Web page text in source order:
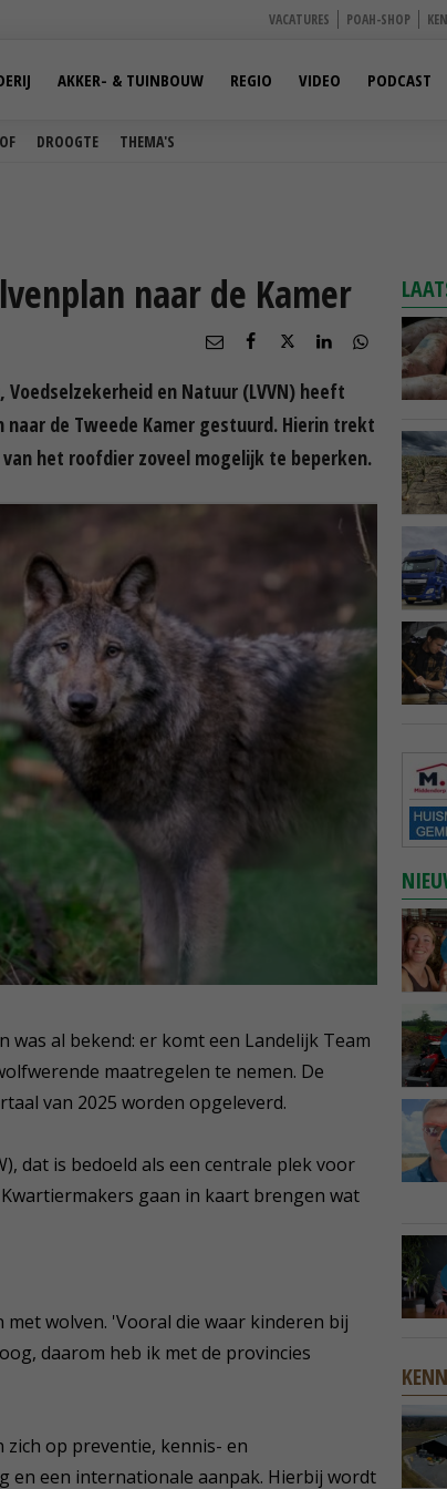
VACATURES POAH-SHOP
DROOGTE THEMA'S
AKKER- & TUINBOUW REGIO VIDEO PODCAST
naar de Kamer
en Natuur (LVVN) heeft
de Tweede Kamer gestuurd. Hierin trekt
het roofdier zoveel mogelijk te beperken.
al bekend: er komt een Landelijk Team
maatregelen te nemen. De
van 2025 worden opgeleverd.
dat is bedoeld als een centrale plek voor
gaan in kaart brengen wat
wolven. 'Vooral die waar kinderen bij
daarom heb ik met de provincies
op preventie, kennis- en
en een internationale aanpak. Hierbij wordt